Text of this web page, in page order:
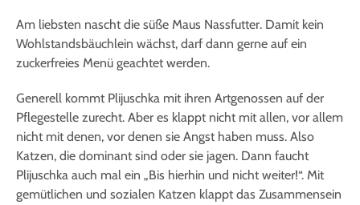
Am liebsten nascht die süße Maus Nassfutter. Damit kein
Wohlstandsbäuchlein wächst, darf dann gerne auf ein
zuckerfreies Menü geachtet werden.
Generell kommt Plijuschka mit ihren Artgenossen auf der
Pflegestelle zurecht. Aber es klappt nicht mit allen, vor allem
nicht mit denen, vor denen sie Angst haben muss. Also
Katzen, die dominant sind oder sie jagen. Dann faucht
Plijuschka auch mal ein „Bis hierhin und nicht weiter!“. Mit
gemütlichen und sozialen Katzen klappt das Zusammensein